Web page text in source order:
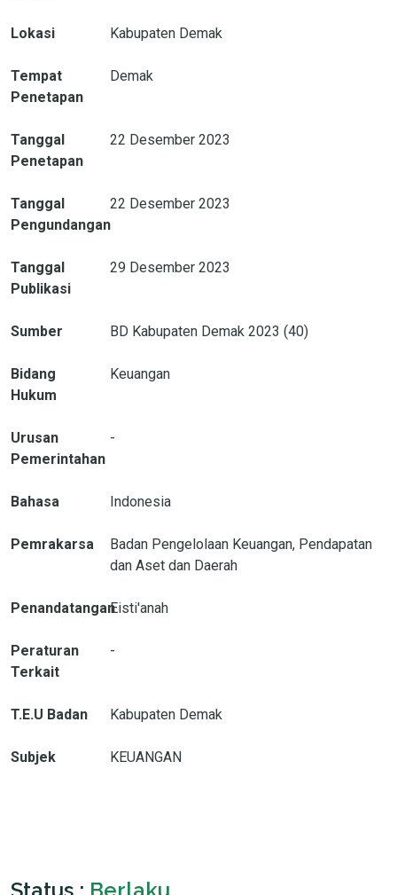
Lokasi Kabupaten Demak
Tempat
Penetapan
Demak
Tanggal
Penetapan
22 Desember 2023
Tanggal
Pengundangan
22 Desember 2023
Tanggal
Publikasi
29 Desember 2023
Sumber BD Kabupaten Demak 2023 (40)
Bidang
Hukum
Keuangan
Urusan
Pemerintahan
-
Bahasa Indonesia
Pemrakarsa
Badan Pengelolaan Keuangan, Pendapatan
dan Aset dan Daerah
PenandatanganEisti'anah
Peraturan
Terkait
-
T.E.U Badan Kabupaten Demak
Subjek KEUANGAN